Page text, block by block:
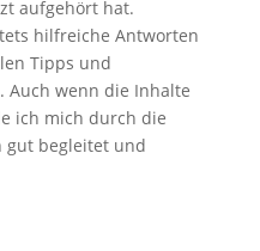
aufgehört hat.
hilfreiche Antworten
Tipps und
Auch wenn die Inhalte
ich mich durch die
gut begleitet und